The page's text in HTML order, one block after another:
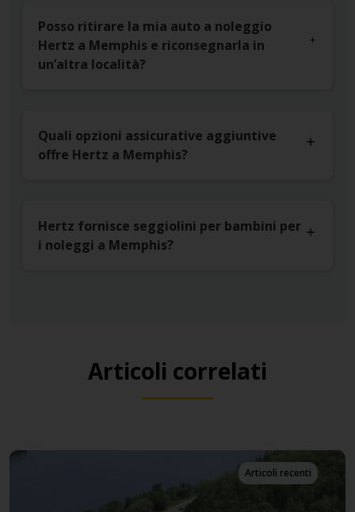
Posso ritirare la mia auto a noleggio
Hertz a Memphis e riconsegnarla in
un’altra località?
Quali opzioni assicurative aggiuntive
offre Hertz a Memphis?
Hertz fornisce seggiolini per bambini per
i noleggi a Memphis?
Articoli correlati
Articoli recenti